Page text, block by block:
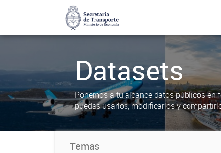
Datasets
Ponemos a tu alcance datos públicos en
puedas usarlos, modificarlos y
Temas